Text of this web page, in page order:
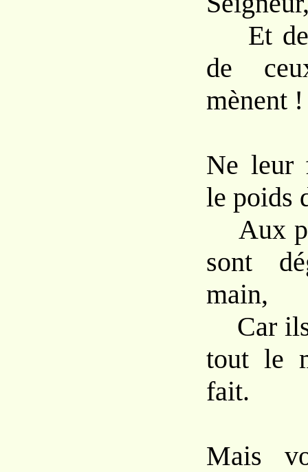
Et de
de
mènent !
Ne leur
le poids
Aux
sont
main,
Car ils
tout le
fait.
Mais